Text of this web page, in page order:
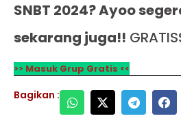
SNBT 2024? Ayoo
sekarang juga!!
>> Masuk Grup Gratis <<
Bagikan :